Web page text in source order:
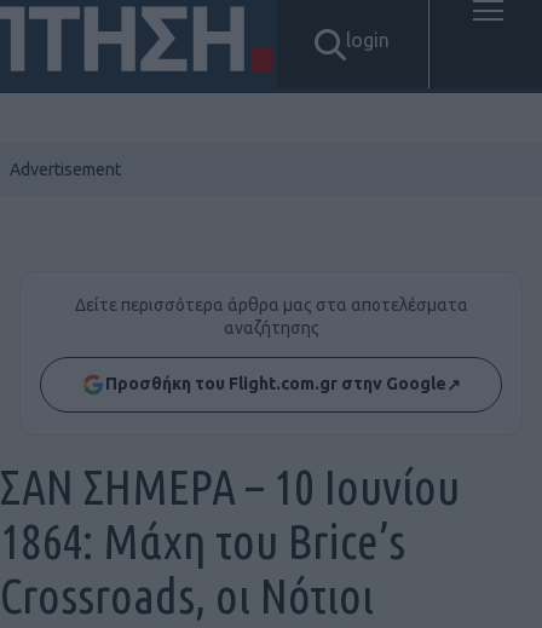
login
Δείτε περισσότερα άρθρα μας στα αποτελέσματα
αναζήτησης
Προσθήκη του Flight.com.gr στην Google↗
ΣΑΝ ΣΗΜΕΡΑ – 10 Ιουνίου
1864: Μάχη του Brice’s
Crossroads, οι Νότιοι